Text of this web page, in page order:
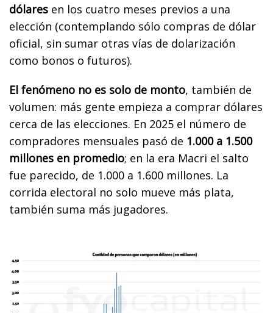
dólares en los cuatro meses previos a una
elección (contemplando sólo compras de dólar
oficial, sin sumar otras vías de dolarización
como bonos o futuros).
El fenómeno no es solo de monto, también de
volumen: más gente empieza a comprar dólares
cerca de las elecciones. En 2025 el número de
compradores mensuales pasó de 1.000 a 1.500
millones en promedio; en la era Macri el salto
fue parecido, de 1.000 a 1.600 millones. La
corrida electoral no solo mueve más plata,
también suma más jugadores.